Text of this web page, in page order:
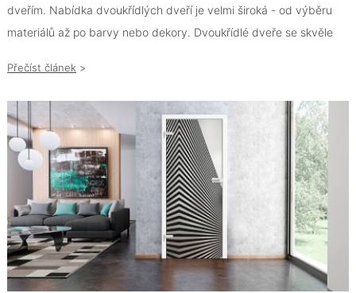
dveřím. Nabídka dvoukřídlých dveří je velmi široká - od výběru
materiálů až po barvy nebo dekory. Dvoukřídlé dveře se skvěle
spočívají další výhody oproti jednokřídlým dveřím?
Přečíst článek >